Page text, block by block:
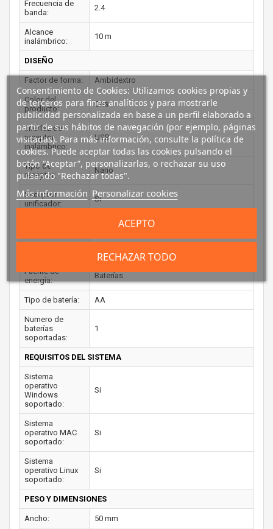
Frecuencia de
banda:
2.4
Alcance
inalámbrico:
10 m
DISEÑO
Factor de forma: Ambidextro
Color del
producto:
Gris
Interfaz de
receptor
inalámbrico:
USB
Tipo de
receptor:
Nano
Receptor
unificador:
Si
Monótono
CONTROL DE ENERGÍA
Fuente de
energía:
Baterías
Tipo de batería: AA
Numero de
baterías
soportadas:
1
REQUISITOS DEL SISTEMA
Sistema
operativo
Windows
soportado:
Si
Sistema
operativo MAC
soportado:
Si
Sistema
operativo Linux
soportado:
Si
PESO Y DIMENSIONES
Ancho: 50 mm
Consentimiento de Cookies: Utilizamos cookies propias y
de terceros para fines analíticos y para mostrarle
publicidad personalizada en base a un perfil elaborado a
partir de sus hábitos de navegación (por ejemplo, páginas
visitadas). Para más información, consulte la política de
cookies. Puede aceptar todas las cookies pulsando el
botón “Aceptar”, personalizarlas, o rechazar su uso
pulsando "Rechazar todas".
Más información Personalizar cookies
RECHAZAR TODO
ACEPTO